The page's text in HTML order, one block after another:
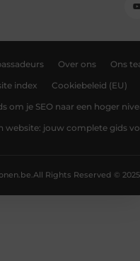
Over ons Ons
index Cookiebeleid (EU)
om je SEO naar een hoger
website: jouw complete gids
All Rights Reserved © 2025